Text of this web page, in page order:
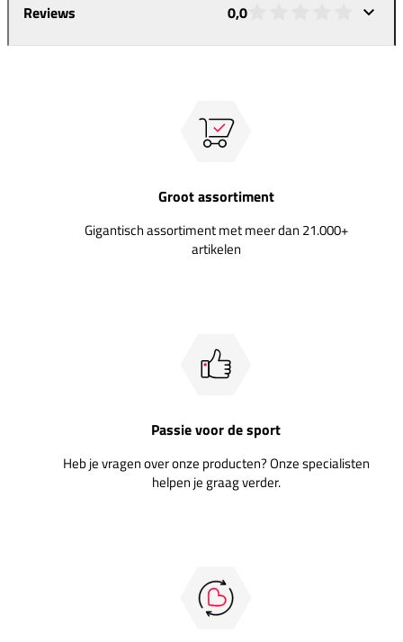
Reviews 0,0
Groot assortiment
Gigantisch assortiment met meer dan 21.000+
artikelen
Passie voor de sport
Heb je vragen over onze producten? Onze specialisten
helpen je graag verder.